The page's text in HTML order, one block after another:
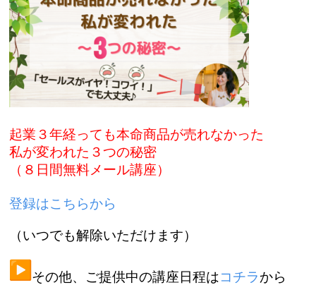
起業３年経っても本命商品が売れなかった
私が変われた３つの秘密
（８日間無料メール講座）
登録はこちらから
（いつでも解除いただけます）
︎その他、ご提供中の講座日程はコチラから